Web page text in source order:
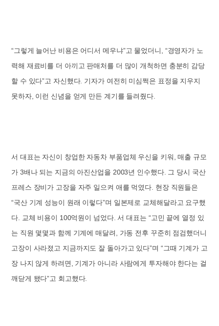
“그렇게 늘어난 비용은 어디서 메우냐”고 물었더니, “경영자가 노
력해 재료비를 더 아끼고 판매처를 더 많이 개척하면 충분히 감당
할 수 있다”고 자신했다. 기자가 여전히 미심쩍은 표정을 지우지
못하자, 이런 신념을 얻게 만든 계기를 들려줬다.
서 대표는 자신이 창업한 자동차 부품업체 우신을 키워, 매출 규모
가 3배나 되는 지금의 아진산업을 2003년 인수했다. 그 당시 국산
프레스 장비가 고장을 자주 일으켜 애를 먹였다. 현장 직원들은
“국산 기계 성능이 원래 이렇다”며 일본제로 교체해달라고 요구했
다. 교체 비용이 100억원이 넘었다. 서 대표는 “고민 끝에 열정 있
는 직원 몇몇과 함께 기계에 매달려, 가동 전후 꾸준히 점검했더니
고장이 사라졌고 지금까지도 잘 돌아가고 있다”며 “그때 기계가 고
장 나지 않게 하려면, 기계가 아니라 사람에게 투자해야 한다는 걸
깨닫게 됐다”고 회고했다.